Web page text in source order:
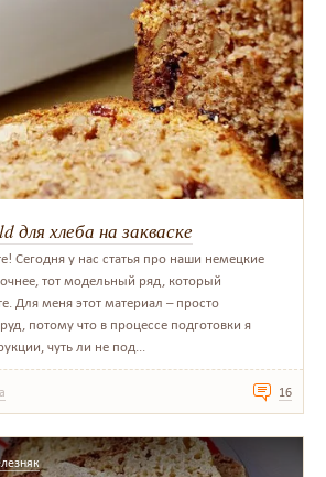
для хлеба на закваске
Сегодня у нас статья про наши немецкие
тот модельный ряд, который
Для меня этот материал – просто
потому что в процессе подготовки я
чуть ли не под...
16